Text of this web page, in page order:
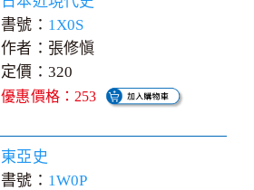
書號： 1X0S
作者：張修愼
定價：320
優惠價格：253
東亞史
書號： 1W0P